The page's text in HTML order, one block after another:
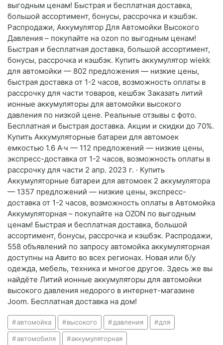
выгодным ценам! Быстрая и бесплатная доставка,
большой ассортимент, бонусы, рассрочка и кэшбэк.
Распродажи, Аккумулятор Для Автомойки Высокого
Давления – покупайте на ozon по выгодным ценам!
Быстрая и бесплатная доставка, большой ассортимент,
бонусы, рассрочка и кэшбэк. Купить аккумулятор wiekk
для автомойки — 802 предложения — низкие цены,
быстрая доставка от 1-2 часов, возможность оплаты в
рассрочку для части товаров, кешбэк Заказать литий
ионные аккумуляторы для автомойки высокого
давления по низкой цене. Реальные отзывы с фото.
Бесплатная и быстрая доставка. Акции и скидки до 70%.
Купить Аккумуляторные батареи для автомоек
емкостью 1.6 А·ч — 112 предложений — низкие цены,
экспресс-доставка от 1-2 часов, возможность оплаты в
рассрочку для части 2 апр. 2023 г. · Купить
Аккумуляторные батареи для автомоек 2 аккумулятора
— 1357 предложений — низкие цены, экспресс-
доставка от 1-2 часов, возможность оплаты в Автомойка
Аккумуляторная – покупайте на OZON по выгодным
ценам! Быстрая и бесплатная доставка, большой
ассортимент, бонусы, рассрочка и кэшбэк. Распродажи,
558 объявлений по запросу автомойка аккумуляторная
доступны на Авито во всех регионах. Новая или б/у
одежда, мебель, техника и многое другое. Здесь же вы
найдёте Литий ионные аккумуляторы для автомойки
высокого давления недорого в интернет-магазине
Joom. Бесплатная доставка на дом!
автомойка высокого давления для
автомобиля аккумуляторная